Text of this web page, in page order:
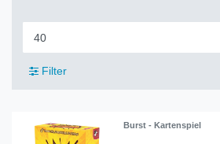
Filter
Burst - Kartenspiel